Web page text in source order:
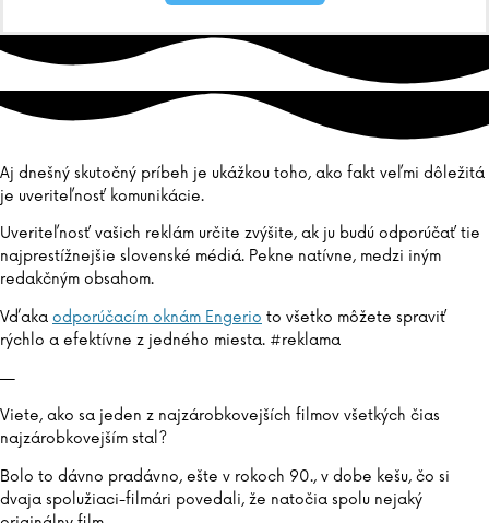
Aj dnešný skutočný príbeh je ukážkou toho, ako fakt veľmi dôležitá
je uveriteľnosť komunikácie.
Uveriteľnosť vašich reklám určite zvýšite, ak ju budú odporúčať tie
najprestížnejšie slovenské médiá. Pekne natívne, medzi iným
redakčným obsahom.
Vďaka odporúčacím oknám Engerio to všetko môžete spraviť
rýchlo a efektívne z jedného miesta. #reklama
—
Viete, ako sa jeden z najzárobkovejších filmov všetkých čias
najzárobkovejším stal?
Bolo to dávno pradávno, ešte v rokoch 90., v dobe kešu, čo si
dvaja spolužiaci-filmári povedali, že natočia spolu nejaký